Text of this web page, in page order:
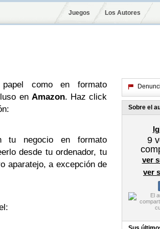
Juegos Los Autores
como en formato
en Amazon. Haz click
tu negocio en formato
desde tu ordenador, tu
aparatejo, a excepción de
Sobre el
9
ver
ver